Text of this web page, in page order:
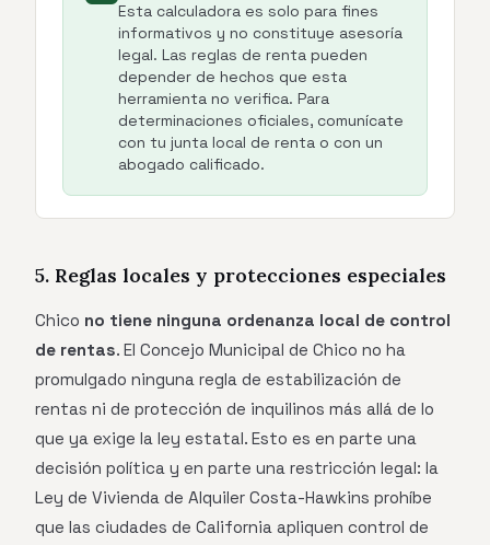
Esta calculadora es solo para fines
informativos y no constituye asesoría
legal. Las reglas de renta pueden
depender de hechos que esta
herramienta no verifica. Para
determinaciones oficiales, comunícate
con tu junta local de renta o con un
abogado calificado.
5. Reglas locales y protecciones especiales
Chico no tiene ninguna ordenanza local de control
de rentas. El Concejo Municipal de Chico no ha
promulgado ninguna regla de estabilización de
rentas ni de protección de inquilinos más allá de lo
que ya exige la ley estatal. Esto es en parte una
decisión política y en parte una restricción legal: la
Ley de Vivienda de Alquiler Costa-Hawkins prohíbe
que las ciudades de California apliquen control de